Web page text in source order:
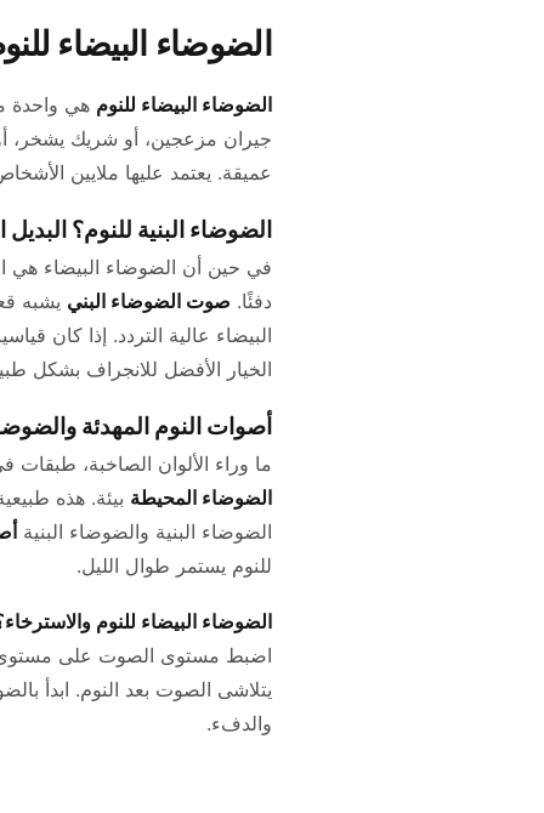
الضوضاء البيضاء
الضوضاء البيضاء للنوم هي واحدة
جيران مزعجين، أو شريك
عميقة. يعتمد عليها ملايين
الضوضاء البنية للنوم؟
في حين أن الضوضاء البيضاء هي
دفئًا. صوت الضوضاء البني يشبه
البيضاء عالية التردد. إذا كان
الخيار الأفضل للانجراف بشكل
أصوات النوم المهدئة
ما وراء الألوان الصاخبة، طبقات
الضوضاء المحيطة بيئة. هذه
الضوضاء البنية والضوضاء البنية
للنوم يستمر طوال الليل.
الضوضاء البيضاء للنوم
يتلاشى الصوت بعد النوم. ابدأ
والدفء.